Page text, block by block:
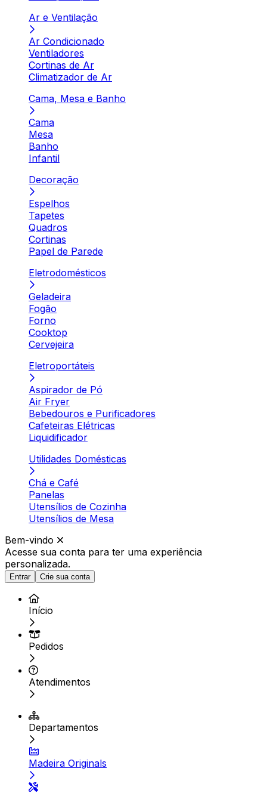
Ar e Ventilação
Ar Condicionado
Ventiladores
Cortinas de Ar
Climatizador de Ar
Cama, Mesa e Banho
Cama
Mesa
Banho
Infantil
Decoração
Espelhos
Tapetes
Quadros
Cortinas
Papel de Parede
Eletrodomésticos
Geladeira
Fogão
Forno
Cooktop
Cervejeira
Eletroportáteis
Aspirador de Pó
Air Fryer
Bebedouros e Purificadores
Cafeteiras Elétricas
Liquidificador
Utilidades Domésticas
Chá e Café
Panelas
Utensílios de Cozinha
Utensílios de Mesa
Bem-vindo
Acesse sua conta para ter uma experiência
personalizada.
Entrar Crie sua conta
Início
Pedidos
Atendimentos
Departamentos
Madeira Originals